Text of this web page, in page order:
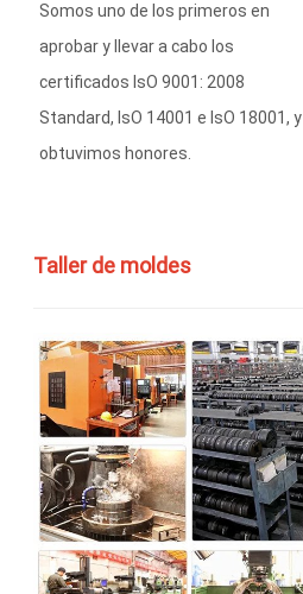
Somos uno de los primeros en
aprobar y llevar a cabo los
certificados IsO 9001: 2008
Standard, IsO 14001 e IsO 18001, y
obtuvimos honores.
Taller de moldes